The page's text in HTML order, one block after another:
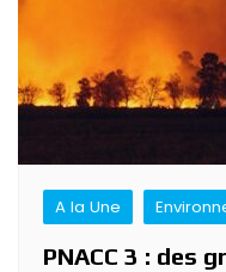
A la Une
PNACC 3 : des